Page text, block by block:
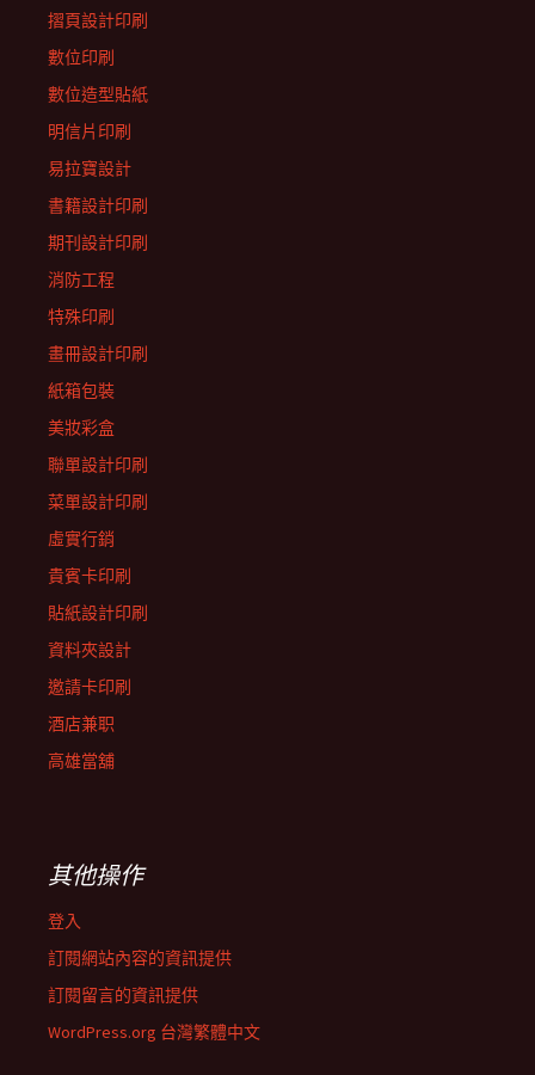
摺頁設計印刷
數位印刷
數位造型貼紙
明信片印刷
易拉寶設計
書籍設計印刷
期刊設計印刷
消防工程
特殊印刷
畫冊設計印刷
紙箱包裝
美妝彩盒
聯單設計印刷
菜單設計印刷
虛實行銷
貴賓卡印刷
貼紙設計印刷
資料夾設計
邀請卡印刷
酒店兼职
高雄當舖
其他操作
登入
訂閱網站內容的資訊提供
訂閱留言的資訊提供
WordPress.org 台灣繁體中文